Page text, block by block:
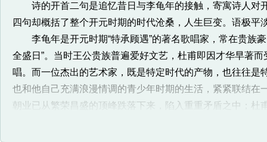
诗的开首二句是追忆昔日与李龟年的接触，寄寓诗人对
四句却概括了整个开元时期的时代沧桑，人生巨变。语极平
李龟年是开元时期“特承顾遇”的著名歌唱家，常在贵族豪
全盛日”。当时王公贵族普遍爱好文艺，杜甫即因才华早著
唱。而一位杰出的艺术家，既是特定时代的产物，也往往
也和他自己充满浪漫情调的青少年时期的生活，紧紧联结
朝业已从繁荣昌盛的顶峰跌落下来，陷入重重矛盾之中；杜